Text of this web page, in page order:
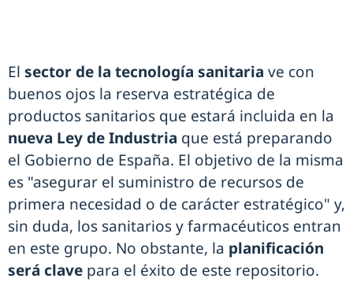
El sector de la tecnología sanitaria ve con
buenos ojos la reserva estratégica de
productos sanitarios que estará incluida en la
nueva Ley de Industria que está preparando
el Gobierno de España. El objetivo de la misma
es "asegurar el suministro de recursos de
primera necesidad o de carácter estratégico" y,
sin duda, los sanitarios y farmacéuticos entran
en este grupo. No obstante, la planificación
será clave para el éxito de este repositorio.